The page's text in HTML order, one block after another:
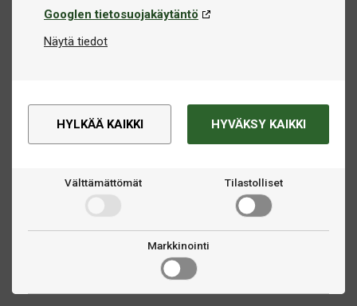
Googlen tietosuojakäytäntö
Näytä tiedot
HYLKÄÄ KAIKKI HYVÄKSY KAIKKI
Välttämättömät Tilastolliset
Markkinointi